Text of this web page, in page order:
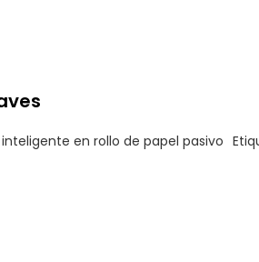
inteligente en rollo de papel pasivo